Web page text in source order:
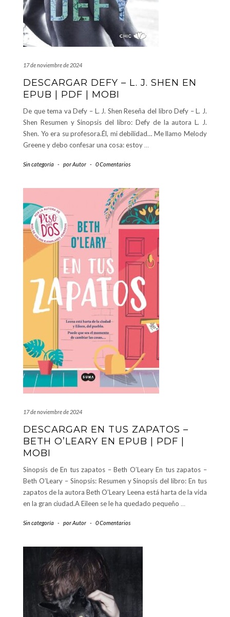
17 de noviembre de 2024
DESCARGAR DEFY – L. J. SHEN EN
EPUB | PDF | MOBI
De que tema va Defy – L. J. Shen Reseña del libro Defy – L. J.
Shen Resumen y Sinopsis del libro: Defy de la autora L. J.
Shen. Yo era su profesora.Él, mi debilidad… Me llamo Melody
Greene y debo confesar una cosa: estoy …
Sin categoría - porAutor - 0 Comentarios
17 de noviembre de 2024
DESCARGAR EN TUS ZAPATOS –
BETH O’LEARY EN EPUB | PDF |
MOBI
Sinopsis de En tus zapatos – Beth O’Leary En tus zapatos –
Beth O’Leary – Sinopsis: Resumen y Sinopsis del libro: En tus
zapatos de la autora Beth O’Leary Leena está harta de la vida
en la gran ciudad.A Eileen se le ha quedado pequeño …
Sin categoría - porAutor - 0 Comentarios